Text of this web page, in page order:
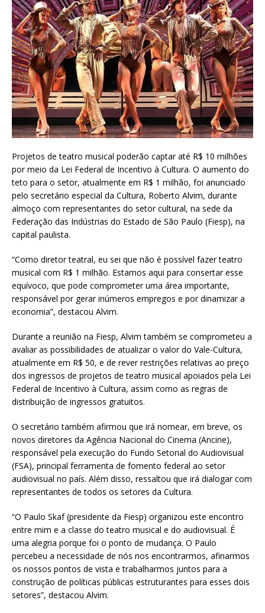
Projetos de teatro musical poderão captar até R$ 10 milhões
por meio da Lei Federal de Incentivo à Cultura. O aumento do
teto para o setor, atualmente em R$ 1 milhão, foi anunciado
pelo secretário especial da Cultura, Roberto Alvim, durante
almoço com representantes do setor cultural, na sede da
Federação das Indústrias do Estado de São Paulo (Fiesp), na
capital paulista.
“Como diretor teatral, eu sei que não é possível fazer teatro
musical com R$ 1 milhão. Estamos aqui para consertar esse
equívoco, que pode comprometer uma área importante,
responsável por gerar inúmeros empregos e por dinamizar a
economia”, destacou Alvim.
Durante a reunião na Fiesp, Alvim também se comprometeu a
avaliar as possibilidades de atualizar o valor do Vale-Cultura,
atualmente em R$ 50, e de rever restrições relativas ao preço
dos ingressos de projetos de teatro musical apoiados pela Lei
Federal de Incentivo à Cultura, assim como as regras de
distribuição de ingressos gratuitos.
O secretário também afirmou que irá nomear, em breve, os
novos diretores da Agência Nacional do Cinema (Ancine),
responsável pela execução do Fundo Setorial do Audiovisual
(FSA), principal ferramenta de fomento federal ao setor
audiovisual no país. Além disso, ressaltou que irá dialogar com
representantes de todos os setores da Cultura.
“O Paulo Skaf (presidente da Fiesp) organizou este encontro
entre mim e a classe do teatro musical e do audiovisual. É
uma alegria porque foi o ponto de mudança. O Paulo
percebeu a necessidade de nós nos encontrarmos, afinarmos
os nossos pontos de vista e trabalharmos juntos para a
construção de políticas públicas estruturantes para esses dois
setores”, destacou Alvim.